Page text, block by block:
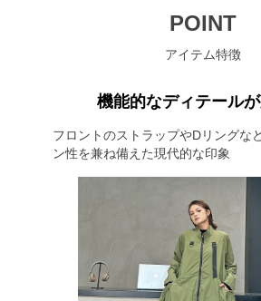
POINT
アイテム特徴
機能的なディテール
フロントのストラップやDリングな
ン性を兼ね備えた現代的な印象